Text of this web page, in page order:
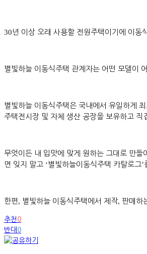
30 년 이상 오래 사용할 전원주택이기에 이동
별빛하늘 이동식주택 관계자는 어떤 모델이
별빛하늘 이동식주택은 국내에서 유일하게
주택전시장 및 자체 생산 공장을 보유하고
무엇이든 내 입맛에 맞게 원하는 그대로 만들
면 잊지 말고 ‘ 별빛하늘이동식주택 카탈로그’
한편 , 별빛하늘 이동식주택에서 제작, 판매하
추천 0
반대 0